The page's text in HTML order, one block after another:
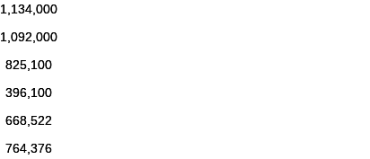
1,134,000
1,092,000
825,100
396,100
668,522
764,376